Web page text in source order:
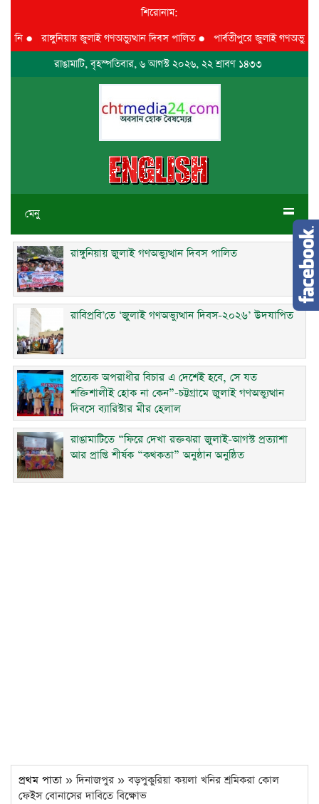
শিরোনাম:
●রাঙ্গুনিয়ায় জুলাই গণঅভ্যুত্থান দিবস পালিত●পার্বতীপুরে জুলাই গণঅভ্যুত্থান
রাঙামাটি, বৃহস্পতিবার, ৬ আগস্ট ২০২৬, ২২ শ্রাবণ ১৪৩৩
মেনু
রাঙ্গুনিয়ায় জুলাই গণঅভ্যুত্থান দিবস পালিত
রাবিপ্রবি’তে ‘জুলাই গণঅভ্যুত্থান দিবস-২০২৬’ উদযাপিত
প্রত্যেক অপরাধীর বিচার এ দেশেই হবে, সে যত
শক্তিশালীই হোক না কেন”-চট্টগ্রামে জুলাই গণঅভ্যুত্থান
দিবসে ব্যারিস্টার মীর হেলাল
রাঙামাটিতে “ফিরে দেখা রক্তঝরা জুলাই-আগস্ট প্রত্যাশা
আর প্রাপ্তি শীর্ষক “কথকতা” অনুষ্ঠান অনুষ্ঠিত
প্রথম পাতা » দিনাজপুর » বড়পুকুরিয়া কয়লা খনির শ্রমিকরা কোল
ফেইস বোনাসের দাবিতে বিক্ষোভ